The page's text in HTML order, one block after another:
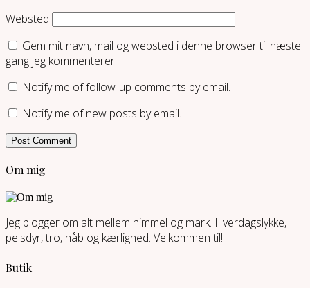
Websted
Gem mit navn, mail og websted i denne browser til næste
gang jeg kommenterer.
Notify me of follow-up comments by email.
Notify me of new posts by email.
Om mig
Jeg blogger om alt mellem himmel og mark. Hverdagslykke,
pelsdyr, tro, håb og kærlighed. Velkommen til!
Butik